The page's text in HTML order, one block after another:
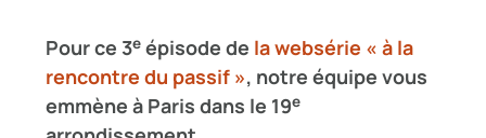
Pour ce 3e épisode de la websérie « à la
rencontre du passif », notre équipe vous
emmène à Paris dans le 19e